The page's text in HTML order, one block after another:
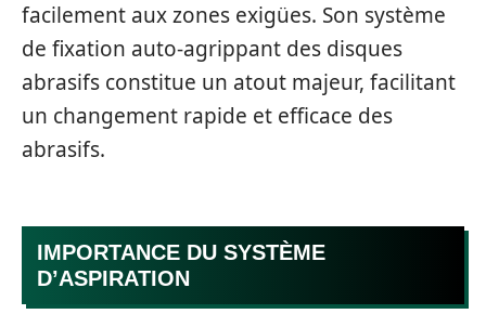
facilement aux zones exigües. Son système
de fixation auto-agrippant des disques
abrasifs constitue un atout majeur, facilitant
un changement rapide et efficace des
abrasifs.
IMPORTANCE DU SYSTÈME
D’ASPIRATION